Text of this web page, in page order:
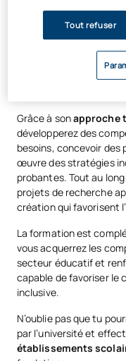
Un
numérique
Grâce à sonapproche
développerez des
besoins, concevoir des
œuvre des stratégies
probantes. Tout au
projets de recherche
création qui favorisent
La formation est
vous acquerrez les
secteur éducatif et
capable de favoriser le
inclusive.
N’oublie pas que tu
par l’université et
établissements
Tout refuser